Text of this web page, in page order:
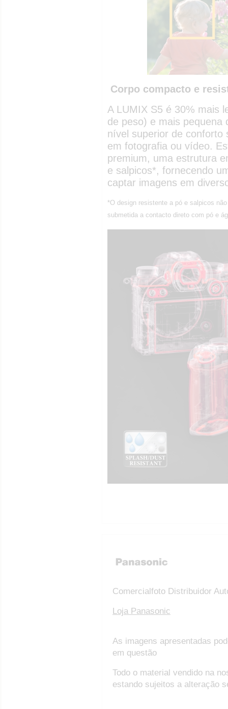
Corpo compacto e
A LUMIX S5 é 30% mais
de peso) e mais pequena
nível superior de conforto
em fotografia ou vídeo.
premium, uma estrutura
e salpicos*, fornecendo
captar imagens em
*O design resistente a pó e salpicos
submetida a contacto direto com pó e
Comercialfoto Distribuidor
Loja Panasonic
As imagens apresentadas
em questão
Todo o material vendido na
estando sujeitos a alteração